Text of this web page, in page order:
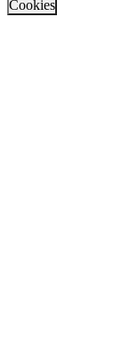
Cookies